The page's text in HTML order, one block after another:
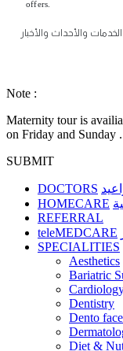
offers.
والأحداث والأخبار
Note :
Maternity tour is
on Friday and Sunday .
SUBMIT
DOCTORS
HOMECARE
REFERRAL
teleMEDCARE
SPECIALITIES
Aesthetics
Bariatric
Dentistry
Dento
Diet &